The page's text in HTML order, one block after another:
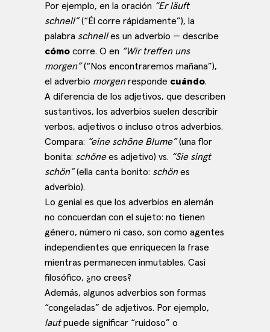
Por ejemplo, en la oración “Er läuft
schnell”(“Él corre rápidamente”), la
palabra schnelles un adverbio — describe
cómo corre. O en “Wir treffen uns
morgen”(“Nos encontraremos mañana”),
el adverbio morgenresponde cuándo.
A diferencia de los adjetivos, que describen
sustantivos, los adverbios suelen describir
verbos, adjetivos o incluso otros adverbios.
Compara: “eine schöne Blume”(una flor
bonita: schönees adjetivo) vs. “Sie singt
schön”(ella canta bonito: schönes
adverbio).
Lo genial es que los adverbios en alemán
no concuerdan con el sujeto: no tienen
género, número ni caso, son como agentes
independientes que enriquecen la frase
mientras permanecen inmutables. Casi
filosófico, ¿no crees?
Además, algunos adverbios son formas
“congeladas” de adjetivos. Por ejemplo,
lautpuede significar “ruidoso” o